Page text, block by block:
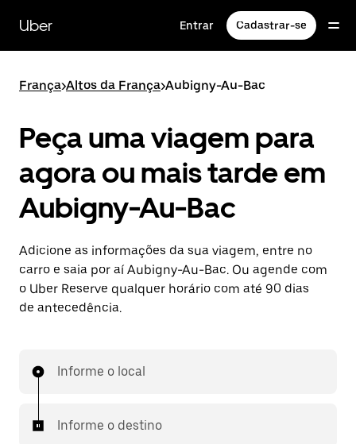
para
conteúdo
Uber Entrar Cadastrar-se
França>Altos da França>Aubigny-Au-Bac
Peça uma viagem para
agora ou mais tarde em
Aubigny-Au-Bac
Adicione as informações da sua viagem, entre no
carro e saia por aí Aubigny-Au-Bac. Ou agende com
o Uber Reserve qualquer horário com até 90 dias
de antecedência.
Informe o local
Informe o destino